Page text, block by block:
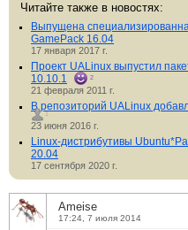
Читайте также в новостях:
Выпущена
GamePack 16.04
17 января 2017 г.
Проект UALinux выпустил
10.10.1
2
21 февраля 2011 г.
В репозиторий UALinux
1
23 июня 2016 г.
Linux-дистрибутивы
20.04
17 сентября 2020 г.
Ameise
17:24, 7 июля 2014